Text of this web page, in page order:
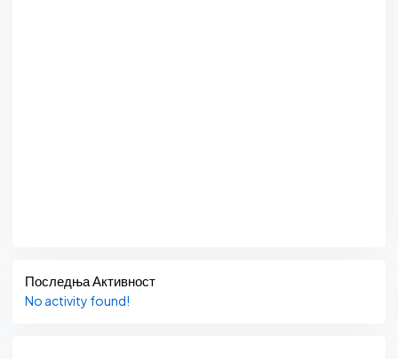
Последња Активност
No activity found!